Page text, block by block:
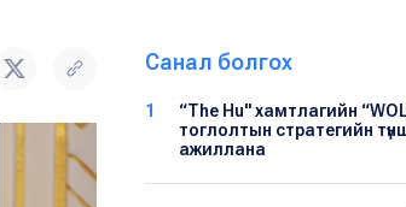
Санал болгох
1
“The Hu" хамтлагийн
тоглолтын стратегийн
ажиллана